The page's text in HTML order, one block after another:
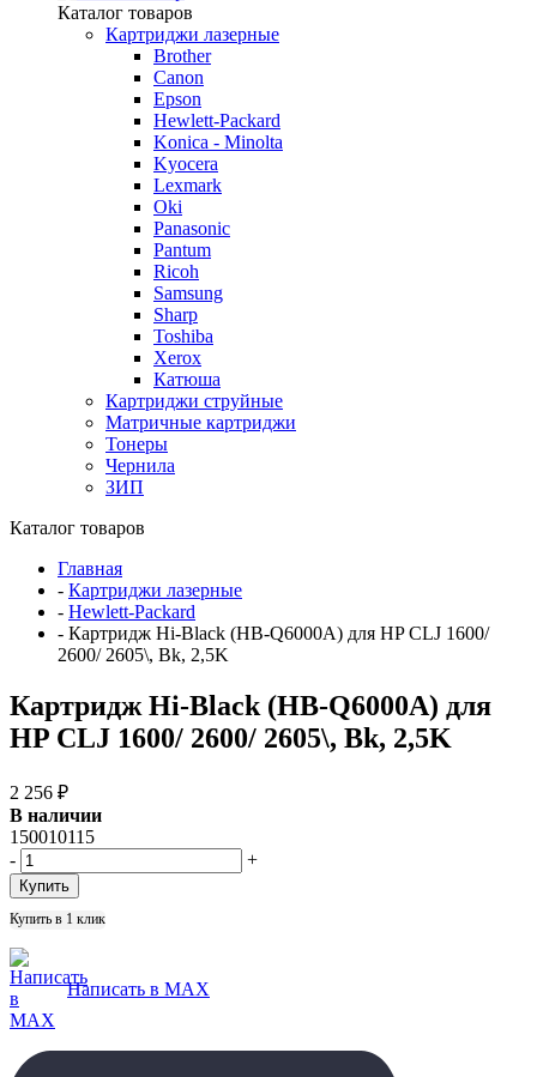
Каталог товаров
Картриджи лазерные
Brother
Canon
Epson
Hewlett-Packard
Konica - Minolta
Kyocera
Lexmark
Oki
Panasonic
Pantum
Ricoh
Samsung
Sharp
Toshiba
Xerox
Катюша
Картриджи струйные
Матричные картриджи
Тонеры
Чернила
ЗИП
Каталог товаров
Главная
- Картриджи лазерные
- Hewlett-Packard
- Картридж Hi-Black (HB-Q6000A) для HP CLJ 1600/
2600/ 2605\, Bk, 2,5K
Картридж Hi-Black (HB-Q6000A) для
HP CLJ 1600/ 2600/ 2605\, Bk, 2,5K
2 256 ₽
В наличии
150010115
-
+
Купить в 1 клик
Написать в MAX